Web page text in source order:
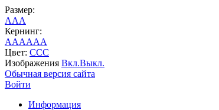
Размер:
AAA
Кернинг:
AAAAAA
Цвет: CCC
Изображения Вкл.Выкл.
Обычная версия сайта
Войти
Информация